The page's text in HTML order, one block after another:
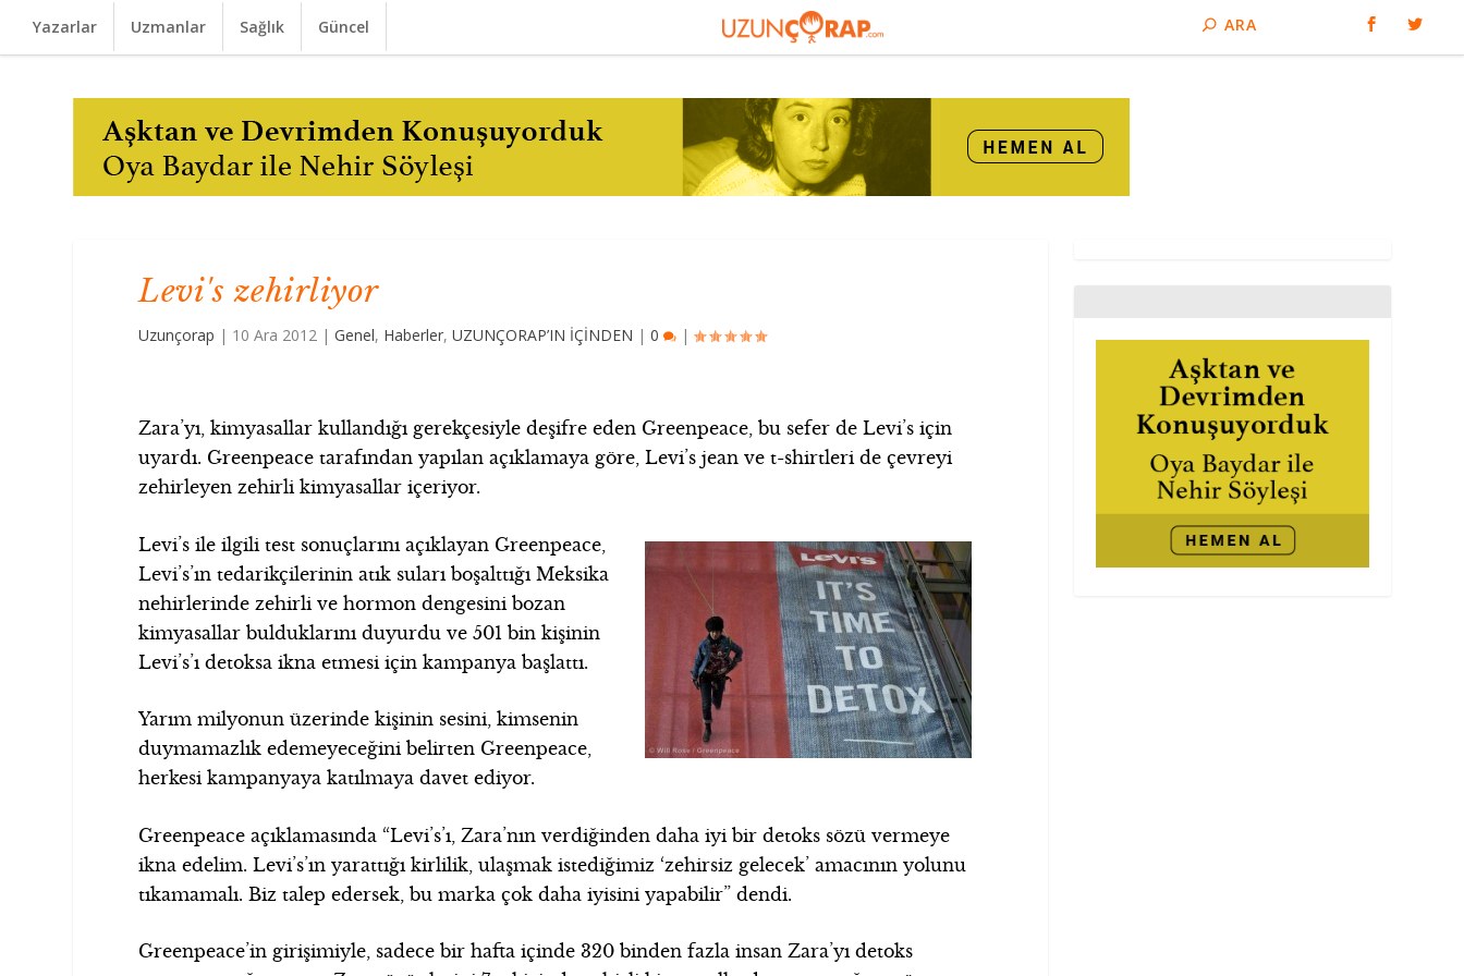
Yazarlar Uzmanlar Sağlık Güncel
Levi's zehirliyor
Uzunçorap | 10 Ara 2012 |Genel, Haberler,UZUNÇORAP’IN İÇİNDEN |0 |
Zara’yı, kimyasallar kullandığı gerekçesiyle deşifre eden Greenpeace, bu sefer de Levi’s için
uyardı. Greenpeace tarafından yapılan açıklamaya göre, Levi’s jean ve t-shirtleri de çevreyi
zehirleyen zehirli kimyasallar içeriyor.
Levi’s ile ilgili test sonuçlarını açıklayan Greenpeace,
Levi’s’ın tedarikçilerinin atık suları boşalttığı Meksika
nehirlerinde zehirli ve hormon dengesini bozan
kimyasallar bulduklarını duyurdu ve 501 bin kişinin
Levi’s’ı detoksa ikna etmesi için kampanya başlattı.
Yarım milyonun üzerinde kişinin sesini, kimsenin
duymamazlık edemeyeceğini belirten Greenpeace,
herkesi kampanyaya katılmaya davet ediyor.
Greenpeace açıklamasında “Levi’s’ı, Zara’nın verdiğinden daha iyi bir detoks sözü vermeye
ikna edelim. Levi’s’ın yarattığı kirlilik, ulaşmak istediğimiz ‘zehirsiz gelecek’ amacının yolunu
tıkamamalı. Biz talep edersek, bu marka çok daha iyisini yapabilir” dendi.
Greenpeace’in girişimiyle, sadece bir hafta içinde 320 binden fazla insan Zara’yı detoks